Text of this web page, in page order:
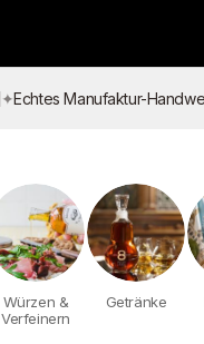
✦Echtes Manufaktur-
Würzen &
Verfeinern
Getränke